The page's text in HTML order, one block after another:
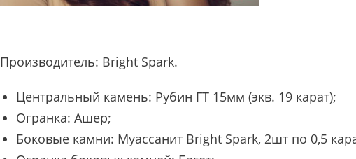
Производитель: Bright Spark.
Центральный камень: Рубин ГТ 15мм (экв. 19 карат);
Огранка: Ашер;
Боковые камни: Муассанит Bright Spark, 2шт по 0,5